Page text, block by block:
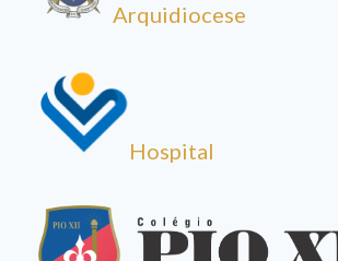
Arquidiocese
Hospital